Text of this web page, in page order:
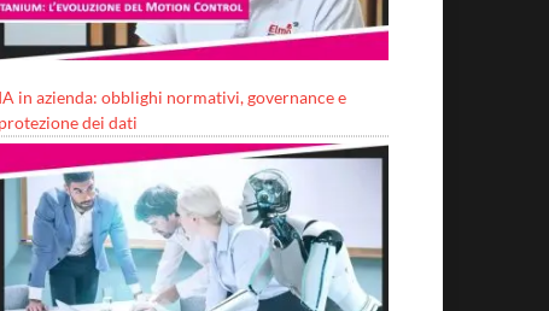
IA in azienda: obblighi normativi, governance e
protezione dei dati